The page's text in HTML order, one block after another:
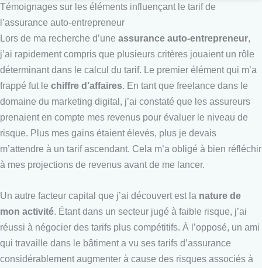
Témoignages sur les éléments influençant le tarif de
l’assurance auto-entrepreneur
Lors de ma recherche d’une assurance auto-entrepreneur,
j’ai rapidement compris que plusieurs critères jouaient un rôle
déterminant dans le calcul du tarif. Le premier élément qui m’a
frappé fut le chiffre d’affaires. En tant que freelance dans le
domaine du marketing digital, j’ai constaté que les assureurs
prenaient en compte mes revenus pour évaluer le niveau de
risque. Plus mes gains étaient élevés, plus je devais
m’attendre à un tarif ascendant. Cela m’a obligé à bien réfléchir
à mes projections de revenus avant de me lancer.
Un autre facteur capital que j’ai découvert est la nature de
mon activité. Étant dans un secteur jugé à faible risque, j’ai
réussi à négocier des tarifs plus compétitifs. À l’opposé, un ami
qui travaille dans le bâtiment a vu ses tarifs d’assurance
considérablement augmenter à cause des risques associés à